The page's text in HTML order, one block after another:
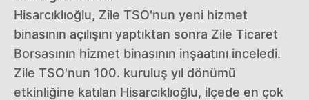
Hisarcıklıoğlu, Zile TSO'nun yeni hizmet
binasının açılışını yaptıktan sonra Zile Ticaret
Borsasının hizmet binasının inşaatını inceledi.
Zile TSO'nun 100. kuruluş yıl dönümü
etkinliğine katılan Hisarcıklıoğlu, ilçede en çok